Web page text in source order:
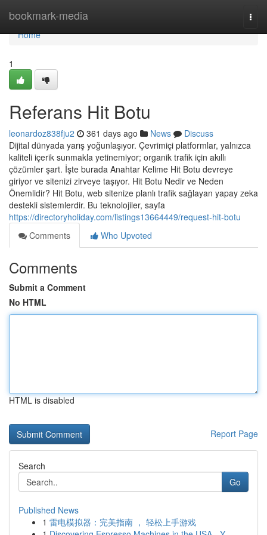
bookmark-media
Home
Home
1
Referans Hit Botu
leonardoz838fju2 361 days ago News
Discuss
Dijital dünyada yarış yoğunlaşıyor. Çevrimiçi platformlar, yalnızca
kaliteli içerik sunmakla yetinemiyor; organik trafik için akıllı
çözümler şart. İşte burada Anahtar Kelime Hit Botu devreye
giriyor ve sitenizi zirveye taşıyor. Hit Botu Nedir ve Neden
Önemlidir? Hit Botu, web sitenize planlı trafik sağlayan yapay zeka
destekli sistemlerdir. Bu teknolojiler, sayfa
https://directoryholiday.com/listings13664449/request-hit-botu
Comments
Who Upvoted
Comments
Submit a Comment
No HTML
HTML is disabled
Report Page
Search
Go
Published News
1 雷电模拟器：完美指南 ， 轻松上手游戏